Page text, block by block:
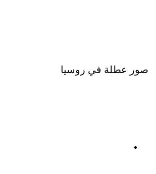
صور عطلة في روسيا